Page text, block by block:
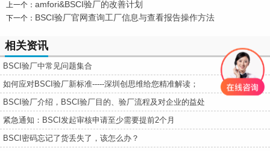
上一个： amfori&BSCI验厂的改善计划
下一个： BSCI验厂官网查询工厂信息与查看报告操作方法
相关资讯
BSCI验厂中常见问题集合
如何应对BSCI验厂新标准-----深圳创思维给您精准解读；
BSCI验厂介绍，BSCI验厂目的、验厂流程及对企业的益处
紧急通知：BSCI发起审核申请至少需要提前2个月
BSCI密码忘记了货丢失了，该怎么办？